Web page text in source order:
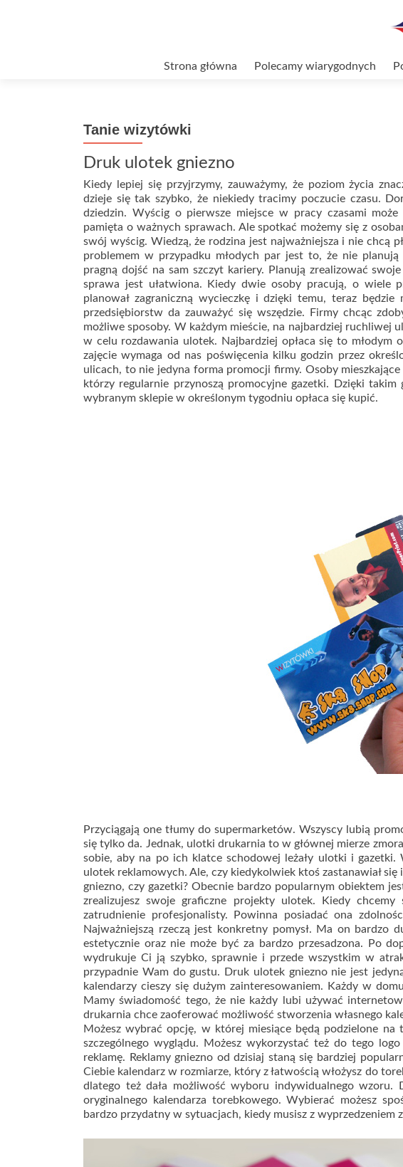
Strona główna Polecamy wiarygodnych
Tanie wizytówki
Druk ulotek gniezno
Kiedy lepiej się przyjrzymy, zauważymy, że poziom życia
dzieje się tak szybko, że niekiedy tracimy poczucie czasu.
dziedzin. Wyścig o pierwsze miejsce w pracy czasami
pamięta o ważnych sprawach. Ale spotkać możemy się z
swój wyścig. Wiedzą, że rodzina jest najważniejsza i nie chcą
problemem w przypadku młodych par jest to, że nie
pragną dojść na sam szczyt kariery. Planują zrealizować
sprawa jest ułatwiona. Kiedy dwie osoby pracują, o wiele
planował zagraniczną wycieczkę i dzięki temu, teraz
przedsiębiorstw da zauważyć się wszędzie. Firmy chcąc
możliwe sposoby. W każdym mieście, na najbardziej ruchliwej
w celu rozdawania ulotek. Najbardziej opłaca się to młodym
zajęcie wymaga od nas poświęcenia kilku godzin przez
ulicach, to nie jedyna forma promocji firmy. Osoby
którzy regularnie przynoszą promocyjne gazetki. Dzięki
wybranym sklepie w określonym tygodniu opłaca się kupić.
Przyciągają one tłumy do supermarketów. Wszyscy lubią
się tylko da. Jednak, ulotki drukarnia to w głównej mierze
sobie, aby na po ich klatce schodowej leżały ulotki i gazetki.
ulotek reklamowych. Ale, czy kiedykolwiek ktoś zastanawiał
gniezno, czy gazetki? Obecnie bardzo popularnym obiektem
zrealizujesz swoje graficzne projekty ulotek. Kiedy
zatrudnienie profesjonalisty. Powinna posiadać ona
Najważniejszą rzeczą jest konkretny pomysł. Ma on bardzo
estetycznie oraz nie może być za bardzo przesadzona. Po
wydrukuje Ci ją szybko, sprawnie i przede wszystkim w
przypadnie Wam do gustu. Druk ulotek gniezno nie jest
kalendarzy cieszy się dużym zainteresowaniem. Każdy w
Mamy świadomość tego, że nie każdy lubi używać
drukarnia chce zaoferować możliwość stworzenia własnego
Możesz wybrać opcję, w której miesiące będą podzielone
szczególnego wyglądu. Możesz wykorzystać też do tego
reklamę. Reklamy gniezno od dzisiaj staną się bardziej
Ciebie kalendarz w rozmiarze, który z łatwością włożysz do
dlatego też dała możliwość wyboru indywidualnego wzoru.
oryginalnego kalendarza torebkowego. Wybierać możesz
bardzo przydatny w sytuacjach, kiedy musisz z wyprzedzeniem